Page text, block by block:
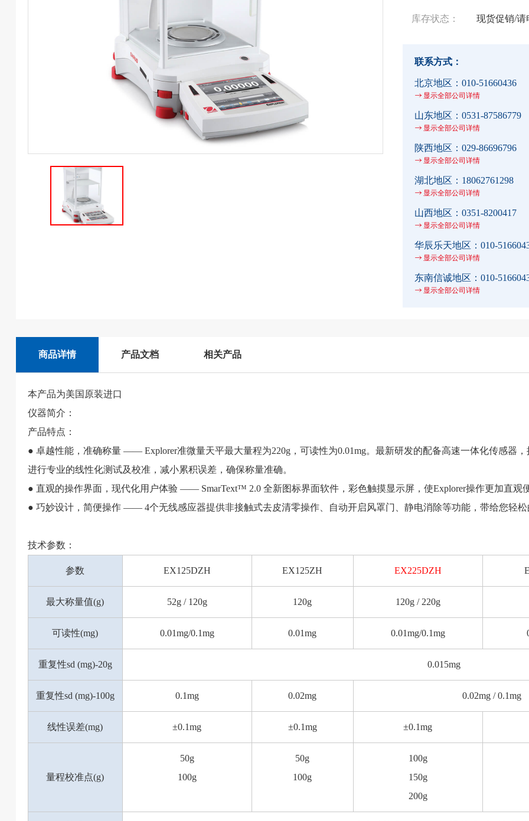
库存状态： 现货促销/请
联系方式：
北京地区： 010-51660436
显示全部公司详情
山东地区： 0531-87586779
显示全部公司详情
陕西地区： 029-86696796
显示全部公司详情
湖北地区： 18062761298
显示全部公司详情
山西地区： 0351-8200417
显示全部公司详情
华辰乐天地区： 010-
显示全部公司详情
东南信诚地区： 010-
显示全部公司详情
商品详情 产品文档 相关产品
本产品为美国原装进口
仪器简介：
产品特点：
● 卓越性能，准确称量 —— Explorer准微量天平最大量程为220g，可读性为0.01mg。最新研发的配备高速一体化传感器
进行专业的线性化测试及校准，减小累积误差，确保称量准确。
● 直观的操作界面，现代化用户体验 —— SmarText™ 2.0 全新图标界面软件，彩色触摸显示屏，使Explorer操作更加直观
● 巧妙设计，简便操作 —— 4个无线感应器提供非接触式去皮清零操作、自动开启风罩门、静电消除等功能，带给您轻
技术参数：
参数 EX125DZH EX125ZH EX225DZH
最大称量值(g) 52g / 120g 120g 120g / 220g
可读性(mg) 0.01mg/0.1mg 0.01mg 0.01mg/0.1mg
重复性sd (mg)-20g 0.015mg
重复性sd (mg)-100g 0.1mg 0.02mg 0.02mg / 0.1mg
线性误差(mg) ±0.1mg ±0.1mg ±0.1mg
量程校准点(g)
50g
100g
50g
100g
100g
150g
200g